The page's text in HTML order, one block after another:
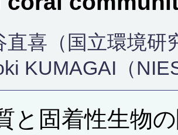
直喜（国立環境研
KUMAGAI（
と固着性生物